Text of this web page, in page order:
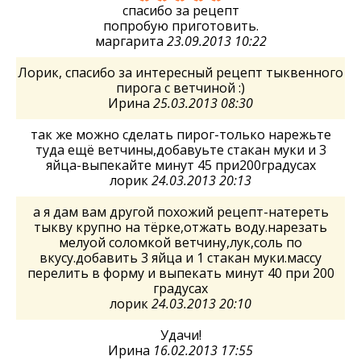
спасибо за рецепт
попробую приготовить.
маргарита 23.09.2013 10:22
Лорик, спасибо за интересный рецепт тыквенного
пирога с ветчиной :)
Ирина 25.03.2013 08:30
так же можно сделать пирог-только нарежьте
туда ещё ветчины,добавуьте стакан муки и 3
яйца-выпекайте минут 45 при200градусах
лорик24.03.2013 20:13
а я дам вам другой похожий рецепт-натереть
тыкву крупно на тёрке,отжать воду.нарезать
мелуой соломкой ветчину,лук,соль по
вкусу.добавить 3 яйца и 1 стакан муки.массу
перелить в форму и выпекать минут 40 при 200
градусах
лорик24.03.2013 20:10
Удачи!
Ирина 16.02.2013 17:55